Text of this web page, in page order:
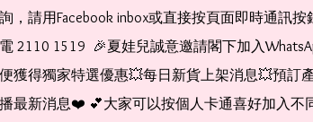
詢，請用Facebook inbox或直接按頁面即時通訊按
電 2110 1519  🎉夏娃兒誠意邀請閣下加入
便獲得獨家特選優惠💥每日新貨上架消息💥預訂
播最新消息❤️ 💕大家可以按個人卡通喜好加入不